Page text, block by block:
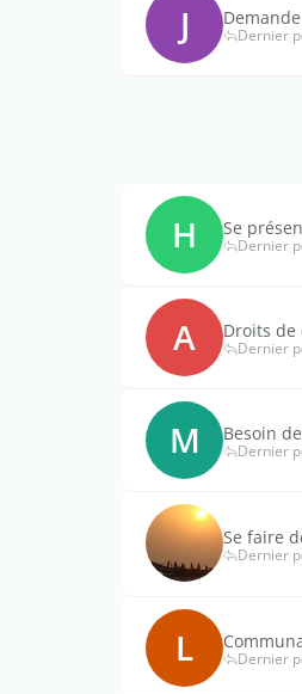
J Dernier
H Se
Dernier
A Droits de
Dernier
M Besoin
Dernier
Se faire
Dernier
L Dernier